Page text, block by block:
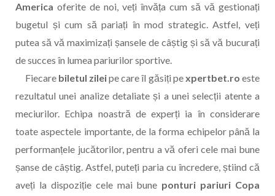
America oferite de noi, veți învăța cum să vă gestionați
bugetul și cum să pariați în mod strategic. Astfel, veți
putea să vă maximizați șansele de câștig și să vă bucurați
de succes în lumea pariurilor sportive.
Fiecare biletul zileipe care îl găsiți pexpertbet.ro este
rezultatul unei analize detaliate și a unei selecții atente a
meciurilor. Echipa noastră de experți ia în considerare
toate aspectele importante, de la forma echipelor până la
performanțele jucătorilor, pentru a vă oferi cele mai bune
șanse de câștig. Astfel, puteți paria cu încredere, știind că
aveți la dispoziție cele mai bune ponturi pariuri Copa